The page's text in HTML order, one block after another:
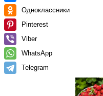
Одноклассники
Pinterest
Viber
WhatsApp
Telegram